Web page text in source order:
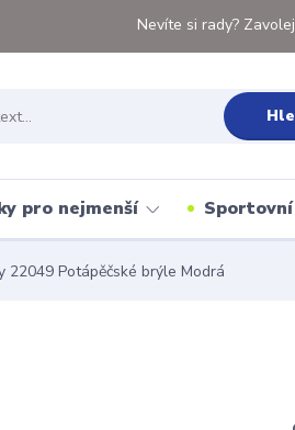
Nevíte si rady?
pro nejmenší
22049 Potápěčské brýle Modrá